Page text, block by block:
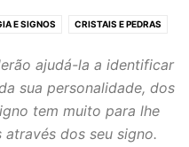
E SIGNOS CRISTAIS E PEDRAS
TERAPIAS ORIENTAIS
ajudá-la a identificar
sua personalidade, dos
tem muito para lhe
dos seu signo.